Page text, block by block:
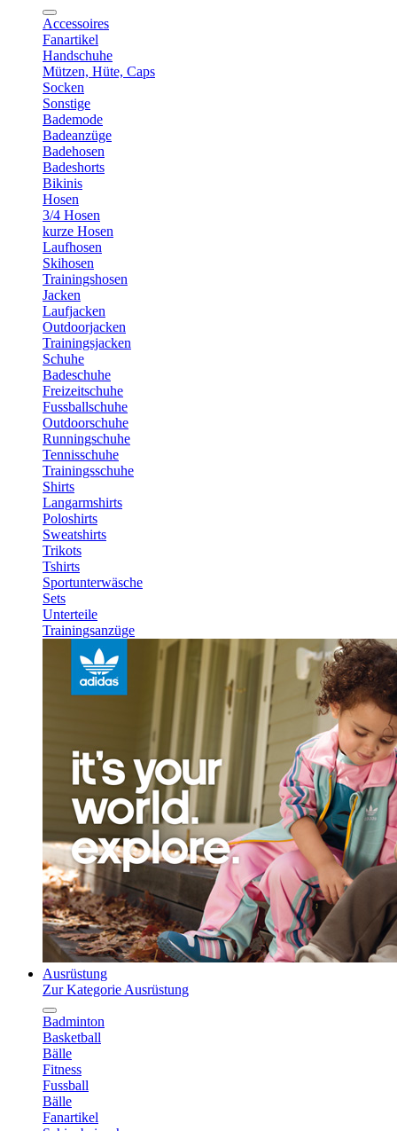
Accessoires
Fanartikel
Handschuhe
Mützen, Hüte, Caps
Socken
Sonstige
Bademode
Badeanzüge
Badehosen
Badeshorts
Bikinis
Hosen
3/4 Hosen
kurze Hosen
Laufhosen
Skihosen
Trainingshosen
Jacken
Laufjacken
Outdoorjacken
Trainingsjacken
Schuhe
Badeschuhe
Freizeitschuhe
Fussballschuhe
Outdoorschuhe
Runningschuhe
Tennisschuhe
Trainingsschuhe
Shirts
Langarmshirts
Poloshirts
Sweatshirts
Trikots
Tshirts
Sportunterwäsche
Sets
Unterteile
Trainingsanzüge
Ausrüstung
Zur Kategorie Ausrüstung
Badminton
Basketball
Bälle
Fitness
Fussball
Bälle
Fanartikel